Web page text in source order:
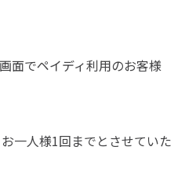
面でペイディ利用のお客様
一人様1回までとさせていた